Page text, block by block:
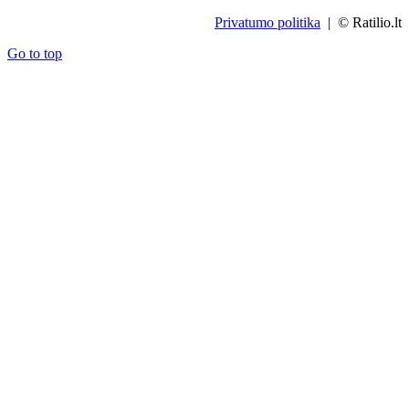
Privatumo politika | © Ratilio.lt
Go to top